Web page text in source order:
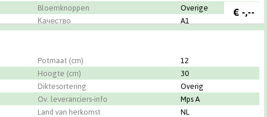
Bloemknoppen
Overige
Качество
A1
€ -,--
Potmaat (cm)
12
Hoogte (cm)
30
Diktesortering
Overig
Ov. leveranciers-info
Mps A
Land van herkomst
NL